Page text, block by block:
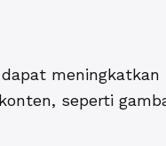
seperti